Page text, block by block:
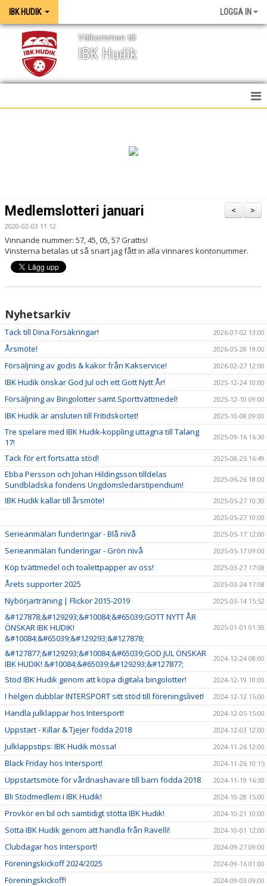
IBK HUDIK LOGGA IN
IBK Hudik
Välkommen till
MEDIA / GRAFISK PROFIL
KALENDER
DOKUMENT
FÖRSÄKRING
BILJETTINFORMATION
MATCHER
BILDER
IBIS INLOGGNING
HALLBOKNING
SPONSORER
LIVESÄNDNINGAR / HIGHLIGHTS
>
<
Medlemslotteri januari
2020-02-03 11:12
Vinnande nummer: 57, 45, 05, 57 Grattis!
Vinsterna betalas ut så snart jag fått in alla vinnares kontonummer.
Nyhetsarkiv
Tack till Dina Försäkringar! 2026-07-02 13:00
Årsmöte! 2026-05-28 19:00
Försäljning av godis & kakor från Kakservice! 2026-02-27 12:00
IBK Hudik önskar God Jul och ett Gott Nytt År! 2025-12-24 10:00
Försäljning av Bingolotter samt Sporttvättmedel! 2025-12-10 09:00
IBK Hudik är ansluten till Fritidskortet! 2025-10-08 09:00
Tre spelare med IBK Hudik-koppling uttagna till Talang
17!
2025-09-16 16:30
Tack för ert fortsatta stöd! 2025-08-25 16:49
Ebba Persson och Johan Hildingsson tilldelas
Sundbladska fondens Ungdomsledarstipendium!
2025-06-26 18:00
IBK Hudik kallar till årsmöte!
2025-05-27 10:30
2025-05-27 10:00
Serieanmälan funderingar - Blå nivå 2025-05-17 12:00
Serieanmälan funderingar - Grön nivå 2025-05-17 09:00
Köp tvättmedel och toalettpapper av oss! 2025-03-27 17:08
Årets supporter 2025 2025-03-24 17:08
Nybörjarträning | Flickor 2015-2019 2025-03-14 15:52
&#127878;&#129293;&#10084;&#65039;GOTT NYTT ÅR
ÖNSKAR IBK HUDIK!
&#10084;&#65039;&#129293;&#127878;
2025-01-01 01:30
&#127877;&#129293;&#10084;&#65039;GOD JUL ÖNSKAR
IBK HUDIK! &#10084;&#65039;&#129293;&#127877;
2024-12-24 08:00
Stöd IBK Hudik genom att köpa digitala bingolotter! 2024-12-19 10:00
I helgen dubblar INTERSPORT sitt stöd till föreningslivet! 2024-12-12 15:00
Handla julklappar hos Intersport! 2024-12-05 15:00
Uppstart - Killar & Tjejer födda 2018 2024-12-03 12:00
Julklappstips: IBK Hudik mössa! 2024-11-26 12:00
Black Friday hos Intersport! 2024-11-26 10:15
Uppstartsmöte för vårdnashavare till barn födda 2018 2024-11-19 16:30
Bli Stödmedlem i IBK Hudik! 2024-10-28 15:00
Provkör en bil och samtidigt stötta IBK Hudik! 2024-10-21 10:00
Sötta IBK Hudik genom att handla från Ravelli! 2024-10-01 12:00
Clubdagar hos Intersport! 2024-09-27 09:00
Föreningskickoff 2024/2025 2024-09-16 01:00
Föreningskickoff! 2024-09-03 09:00